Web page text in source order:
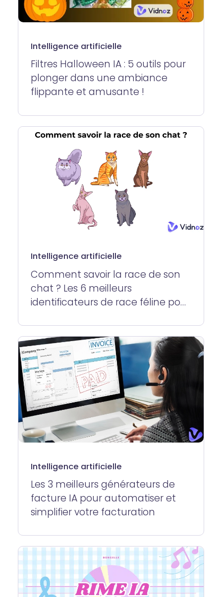
Intelligence artificielle
Filtres Halloween IA : 5 outils pour
plonger dans une ambiance
flippante et amusante !
Intelligence artificielle
Comment savoir la race de son
chat ? Les 6 meilleurs
identificateurs de race féline pour
Intelligence artificielle
Les 3 meilleurs générateurs de
facture IA pour automatiser et
simplifier votre facturation